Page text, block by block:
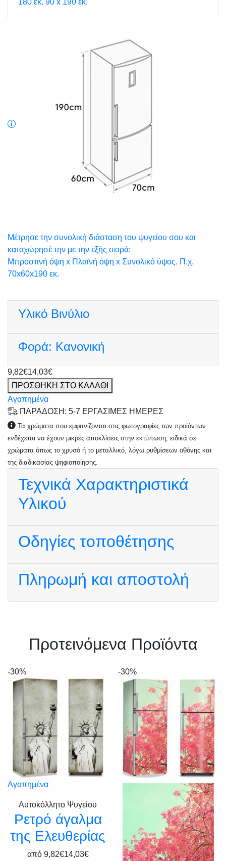
180 εκ. 90 x 190 εκ.
Μέτρησε την συνολική διάσταση του ψυγείου σου και
καταχώρησέ την με την εξής σειρά:
Μπροστινή όψη x Πλαϊνή όψη x Συνολικό ύψος. Π.χ.
70x60x190 εκ.
Υλικό Βινύλιο
Φορά: Κανονική
9,82€14,03€
ΠΡΟΣΘΗΚΗ ΣΤΟ ΚΑΛΑΘΙ
Αγαπημένα
ΠΑΡΑΔΟΣΗ: 5-7 ΕΡΓΑΣΙΜΕΣ ΗΜΕΡΕΣ
Τα χρώματα που εμφανίζονται στις φωτογραφίες των προϊόντων
ενδέχεται να έχουν μικρές αποκλίσεις στην εκτύπωση, ειδικά σε
χρώματα όπως το χρυσό ή το μεταλλικό, λόγω ρυθμίσεων οθόνης και
της διαδικασίας ψηφιοποίησης.
Τεχνικά Χαρακτηριστικά
Υλικού
Οδηγίες τοποθέτησης
Πληρωμή και αποστολή
Πρoτεινόμενα Προϊόντα
-30%
Αγαπημένα
Αυτοκόλλητο Ψυγείου
Ρετρό άγαλμα
της Ελευθερίας
από 9,82€14,03€
-30%